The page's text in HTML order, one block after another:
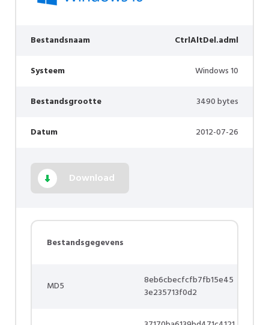
Bestandsnaam CtrlAltDel.adml
Systeem Windows 10
Bestandsgrootte 3490 bytes
Datum 2012-07-26
Download
Bestandsgegevens
MD5
8eb6cbecfcfb7fb15e45
3e235713f0d2